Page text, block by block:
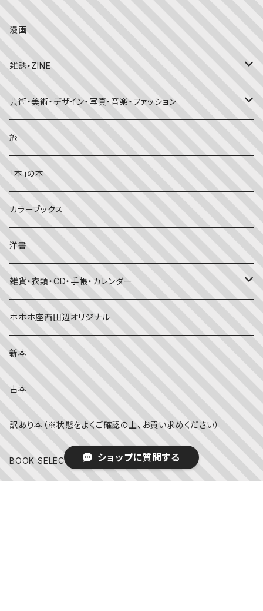
かがくのとも
日本の昔話・民話
外国の昔話・民話
おばけ・妖怪・こわい絵本
のりもの絵本
知識の本・図鑑
理科
料理・食育
英語
しかけ絵本
児童書
大人の方に
季節・行事の絵本
春
夏
赤ちゃん（０・１・２歳向け）絵本
文字のない絵本
英語の絵本
写真絵本
海外文学
食・料理
住まい・インテリア
体・健康
趣味
ライフスタイル・生き方
子育て
漫画
雑誌・ZINE
雑誌
ZINE
芸術・美術・デザイン・写真・音楽・ファッション
美術・画集・図録
音楽
写真集
デザイン
ファッション
映画
伝統文化・技法
旅
「本」の本
カラーブックス
洋書
雑貨・衣類・CD・手帳・カレンダー
靴下
日記・手帳
CD
文房具
その他
ホホホ座西田辺オリジナル
新本
古本
訳あり本（※状態をよくご確認の上、お買い求めください）
BOOK SELECT -明日よむ本-ショップに質問する